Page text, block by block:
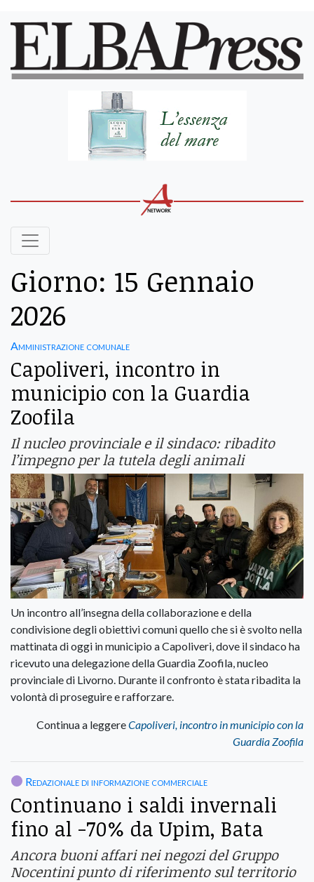
Giorno: 15 Gennaio
2026
Amministrazione comunale
Capoliveri, incontro in
municipio con la Guardia
Zoofila
Il nucleo provinciale e il sindaco: ribadito
l’impegno per la tutela degli animali
Un incontro all’insegna della collaborazione e della
condivisione degli obiettivi comuni quello che si è svolto nella
mattinata di oggi in municipio a Capoliveri, dove il sindaco ha
ricevuto una delegazione della Guardia Zoofila, nucleo
provinciale di Livorno. Durante il confronto è stata ribadita la
volontà di proseguire e rafforzare.
Continua a leggereCapoliveri, incontro in municipio con la
Guardia Zoofila
Redazionale di informazione commerciale
Continuano i saldi invernali
fino al -70% da Upim, Bata
Ancora buoni affari nei negozi del Gruppo
Nocentini punto di riferimento sul territorio